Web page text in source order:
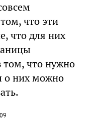
что эти
что для них
том, что нужно
о них можно